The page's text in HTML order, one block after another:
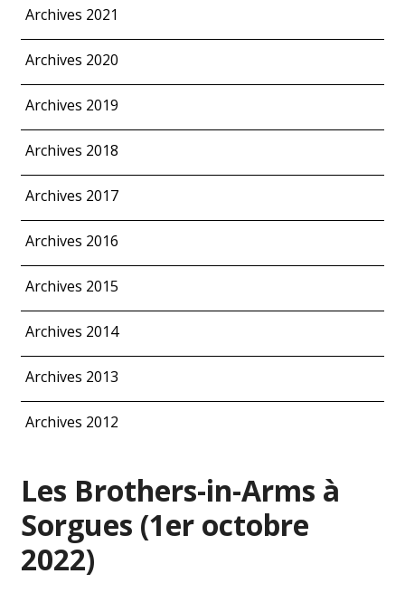
Archives 2021
Archives 2020
Archives 2019
Archives 2018
Archives 2017
Archives 2016
Archives 2015
Archives 2014
Archives 2013
Archives 2012
Les Brothers-in-Arms à
Sorgues (1er octobre
2022)